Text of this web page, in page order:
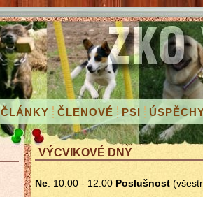
ČLÁNKY ČLENOVÉ PSI
VÝCVIKOVÉ DNY
Ne: 10:00 - 12:00 Poslušnost